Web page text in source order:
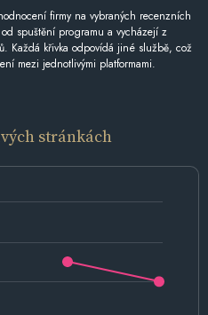
firmy na vybraných recenzních
spuštění programu a vycházejí z
Každá křivka odpovídá jiné službě, což
mezi jednotlivými platformami.
stránkách